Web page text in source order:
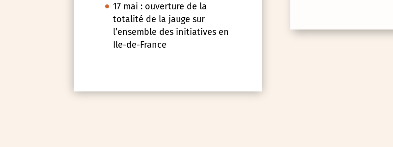
17 mai : ouverture de la
totalité de la jauge sur
l’ensemble des initiatives en
Ile-de-France